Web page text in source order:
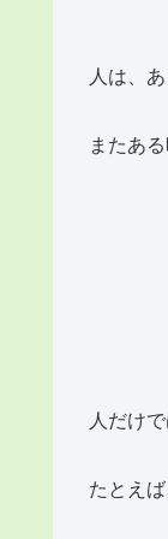
人は、
またあ
人だけ
たとえば